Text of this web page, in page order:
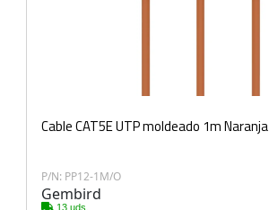
Cable CAT5E UTP moldeado 1m Naranja
P/N: PP12-1M/O
Gembird
13 uds.